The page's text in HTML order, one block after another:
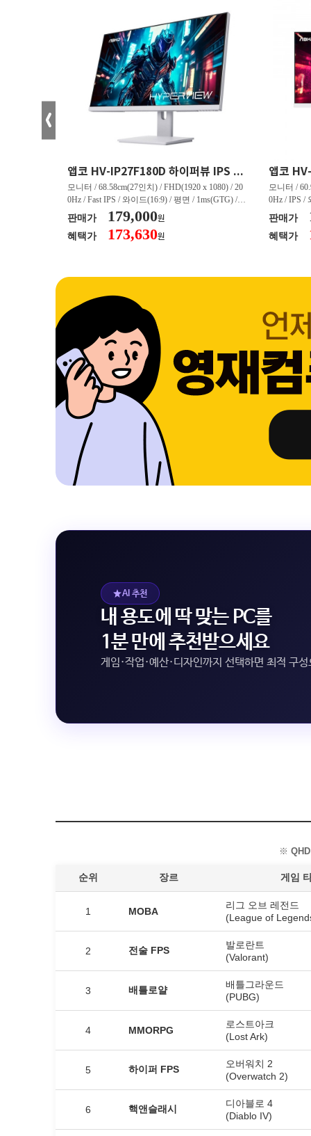
앱코 HV-IP27F180D 하이퍼뷰 IPS FHD 200 HDR 무결점
모니터 / 68.58cm(27인치) / FHD(1920 x 1080) / 20
0Hz / Fast IPS / 와이드(16:9) / 평면 / 1ms(GTG) / 3
50nit / 1,000:1 / 헤드폰 아웃 / LED 조명 / 틸트(상
하) / 6kg / [색상영역] / sRGB:128% / Adobe RGB:8
5% / DCI-P3:91% / NTSC:90% / [게임특화] / 조준
판매가 179,000원
혜택가 173,630원
모니터 /
0Hz / IPS /
50nit /
하) / 4.9kg
80% / DCI-
판매가
혜택가
AI 추천
내 용도에 딱 맞는 PC를
1분 만에 추천받으세요
게임·작업·예산·디자인까지 선택하면 최적 구
※
순위 장르 게임
1 MOBA
리그 오브 레전드
(League of
2 전술 FPS
발로란트
(Valorant)
3 배틀로얄
배틀그라운드
(PUBG)
4 MMORPG
로스트아크
(Lost Ark)
5 하이퍼 FPS
오버워치 2
(Overwatch 2)
6 핵앤슬래시
디아블로 4
(Diablo IV)